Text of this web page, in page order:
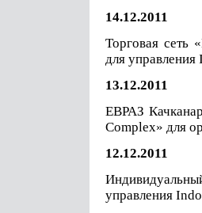
14.12.2011
Торговая сеть
для управления
13.12.2011
ЕВРАЗ
Complex» для
12.12.2011
управления